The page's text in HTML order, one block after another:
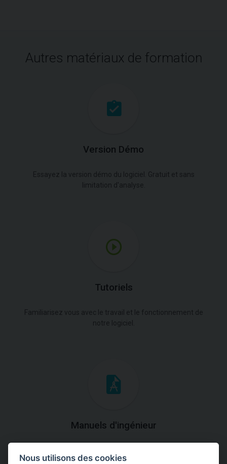
Autres matériaux de formation
Version Démo
Essayez la version démo du logiciel. Gratuit et sans
limitation d'analyse.
Tutoriels
Familiarisez vous avec le travail et le fonctionnement de
notre logiciel.
Manuels d'ingénieur
théoriques et pratiques du fonctionnement des
Nous utilisons des cookies